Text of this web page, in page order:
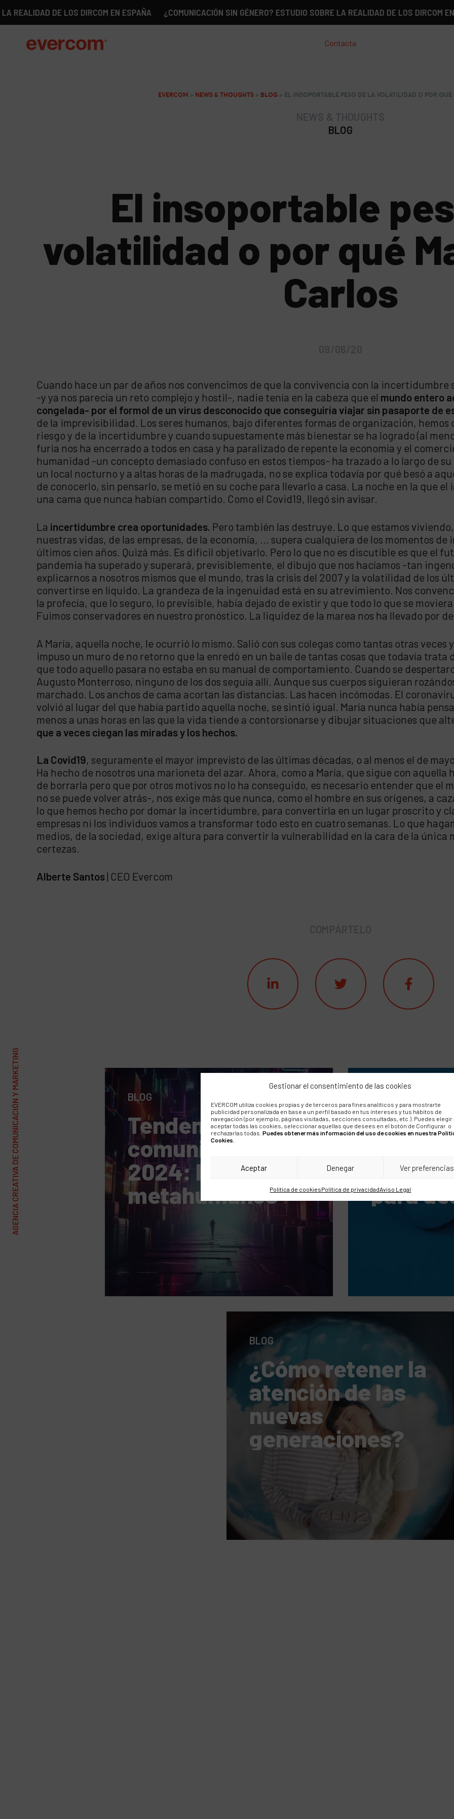
Gestionar el consentimiento de las cookies
EVERCOM utiliza cookies propias y de terceros para fines analíticos y para mostrarte
publicidad personalizada en base a un perfil basado en tus intereses y tus hábitos de
navegación (por ejemplo, páginas visitadas, secciones consultadas, etc.). Puedes elegir
aceptar todas las cookies, seleccionar aquellas que desees en el botón de Configurar o
rechazarlas todas. Puedes obtener más información del uso de cookies en nuestra
Cookies.
Aceptar Denegar Ver preferencias
Política de cookiesPolítica de privacidadAviso Legal
DE LOS DIRCOM EN ESPAÑA ¿COMUNICACIÓN SIN GÉNERO? ESTUDIO SOBRE LA REALIDAD DE LOS DIRCOM EN ESPAÑA
Contacta
AGENCIA CREATIVA DE COMUNICACIÓN Y MARKETING
EVERCOM > NEWS & THOUGHTS > BLOG > EL INSOPORTABLE PESO DE LA VOLATILIDAD O POR
BLOG
El insoportable
volatilidad o por qué
Carlos
Cuando hace un par de años nos convencimos de que la convivencia con la
-y ya nos parecía un reto complejo y hostil-, nadie tenía en la cabeza que el mundo entero
congelada- por el formol de un virus desconocido que conseguiría viajar sin pasaporte de
de la imprevisibilidad. Los seres humanos, bajo diferentes formas de organización,
riesgo y de la incertidumbre y cuando supuestamente más bienestar se ha logrado (al
furia nos ha encerrado a todos en casa y ha paralizado de repente la economía y el
humanidad -un concepto demasiado confuso en estos tiempos- ha trazado a lo largo de
un local nocturno y a altas horas de la madrugada, no se explica todavía por qué besó a
de conocerlo, sin pensarlo, se metió en su coche para llevarlo a casa. La noche en la que
una cama que nunca habían compartido. Como el Covid19, llegó sin avisar.
La incertidumbre crea oportunidades. Pero también las destruye. Lo que estamos
nuestras vidas, de las empresas, de la economía, … supera cualquiera de los momentos
últimos cien años. Quizá más. Es difícil objetivarlo. Pero lo que no es discutible es que el
pandemia ha superado y superará, previsiblemente, el dibujo que nos hacíamos -tan
explicarnos a nosotros mismos que el mundo, tras la crisis del 2007 y la volatilidad de los
convertirse en líquido. La grandeza de la ingenuidad está en su atrevimiento. Nos
la profecía, que lo seguro, lo previsible, había dejado de existir y que todo lo que se
Fuimos conservadores en nuestro pronóstico. La liquidez de la marea nos ha llevado por
A María, aquella noche, le ocurrió lo mismo. Salió con sus colegas como tantas otras
impuso un muro de no retorno que la enredó en un baile de tantas cosas que todavía trata
que todo aquello pasara no estaba en su manual de comportamiento. Cuando se
Augusto Monterroso, ninguno de los dos seguía allí. Aunque sus cuerpos siguieran
marchado. Los anchos de cama acortan las distancias. Las hacen incómodas. El
volvió al lugar del que había partido aquella noche, se sintió igual. María nunca había
menos a unas horas en las que la vida tiende a contorsionarse y dibujar situaciones que
que a veces ciegan las miradas y los hechos.
La Covid19, seguramente el mayor imprevisto de las últimas décadas, o al menos el de
Ha hecho de nosotros una marioneta del azar. Ahora, como a María, que sigue con
de borrarla pero que por otros motivos no lo ha conseguido, es necesario entender que el
no se puede volver atrás-, nos exige más que nunca, como el hombre en sus orígenes, a
lo que hemos hecho por domar la incertidumbre, para convertirla en un lugar proscrito y
empresas ni los individuos vamos a transformar todo esto en cuatro semanas. Lo que
medios, de la sociedad, exige altura para convertir la vulnerabilidad en la cara de la única
certezas.
Alberte Santos | CEO Evercom
BLOG
Tendencias de
comunicación en
2024: IA y
metahumanos
El
para
BLOG
¿Cómo retener la
atención de las
nuevas
generaciones?